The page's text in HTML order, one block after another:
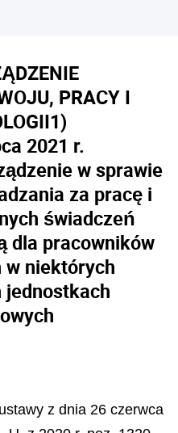
PRACY I
1)
2021 r.
w sprawie
za pracę i
świadczeń
dla pracowników
niektórych
z dnia 26 czerwca